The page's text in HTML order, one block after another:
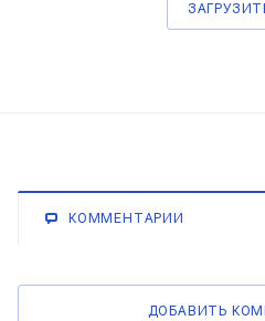
КОММЕНТАРИИ
ДОБАВИТЬ